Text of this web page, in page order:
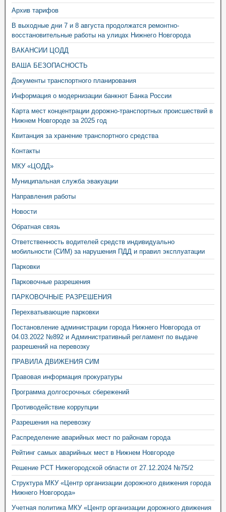
Архив тарифов
В выходные дни 7 и 8 августа продолжатся ремонтно-
восстановительные работы на улицах Нижнего Новгорода
ВАКАНСИИ ЦОДД
ВАША БЕЗОПАСНОСТЬ
Документы транспортного планирования
Информация о модернизации банкнот Банка России
Карта мест концентрации дорожно-транспортных происшествий в
Нижнем Новгороде за 2025 год
Квитанция за хранение транспортного средства
Контакты
МКУ «ЦОДД»
Муниципальная служба эвакуации
Направления работы
Новости
Обратная связь
Ответственность водителей средств индивидуально
мобильности (СИМ) за нарушения ПДД и правил эксплуатации
Парковки
Парковочные разрешения
ПАРКОВОЧНЫЕ РАЗРЕШЕНИЯ
Перехватывающие парковки
Постановление администрации города Нижнего Новгорода от
04.03.2022 №892 и Административный регламент по выдаче
разрешений на перевозку
ПРАВИЛА ДВИЖЕНИЯ СИМ
Правовая информация прокуратуры
Программа долгосрочных сбережений
Противодействие коррупции
Разрешения на перевозку
Распределение аварийных мест по районам города
Рейтинг самых аварийных мест в Нижнем Новгороде
Решение РСТ Нижегородской области от 27.12.2024 №75/2
Структура МКУ «Центр организации дорожного движения города
Нижнего Новгорода»
Учетная политика МКУ «Центр организации дорожного движения